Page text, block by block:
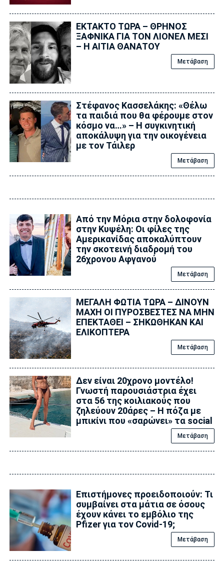
ΕΚΤΑΚΤΟ ΤΩΡΑ – ΘΡΗΝΟΣ
ΞΑΦΝΙΚΑ ΓΙΑ ΤΟΝ ΛΙΟΝΕΛ ΜΕΣΙ
– Η ΑΙΤΙΑ ΘΑΝΑΤΟΥ
Μετάβαση
Στέφανος Κασσελάκης: «Θέλω
τα παιδιά που θα φέρουμε στον
κόσμο να…» – Η συγκινητική
αποκάλυψη για την οικογένεια
με τον Τάιλερ
Μετάβαση
Από την Μόρια στην δολοφονία
στην Κυψέλη: Οι φίλες της
Αμερικανίδας αποκαλύπτουν
την σκοτεινή διαδρομή του
26χρονου Αφγανού
Μετάβαση
ΜΕΓΑΛΗ ΦΩΤΙΑ ΤΩΡΑ – ΔΙΝΟΥΝ
ΜΑΧΗ ΟΙ ΠΥΡΟΣΒΕΣΤΕΣ ΝΑ ΜΗΝ
ΕΠΕΚΤΑΘΕΙ – ΣΗΚΩΘΗΚΑΝ ΚΑΙ
ΕΛΙΚΟΠΤΕΡΑ
Μετάβαση
Δεν είναι 20χρονο μοντέλο!
Γνωστή παρουσιάστρια έχει
στα 56 της κοιλιακούς που
ζηλεύουν 20άρες – Η πόζα με
μπικίνι που «σαρώνει» τα social
Μετάβαση
Επιστήμονες προειδοποιούν: Τι
συμβαίνει στα μάτια σε όσους
έχουν κάνει το εμβόλιο της
Pfizer για τον Covid-19;
Μετάβαση